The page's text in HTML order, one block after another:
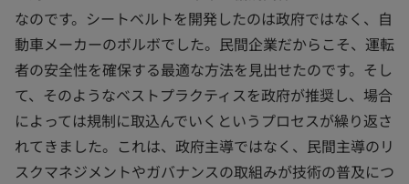
なのです。シートベルトを開発したのは政府ではなく、自
動車メーカーのボルボでした。民間企業だからこそ、運転
者の安全性を確保する最適な方法を見出せたのです。そし
て、そのようなベストプラクティスを政府が推奨し、場合
によっては規制に取込んでいくというプロセスが繰り返さ
れてきました。これは、政府主導ではなく、民間主導のリ
スクマネジメントやガバナンスの取組みが技術の普及につ